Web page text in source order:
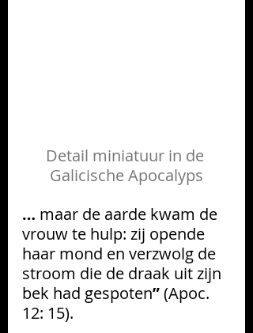
Detail miniatuur in de
Galicische Apocalyps
… maar de aarde kwam de
vrouw te hulp: zij opende
haar mond en verzwolg de
stroom die de draak uit zijn
bek had gespoten” (Apoc.
12: 15).